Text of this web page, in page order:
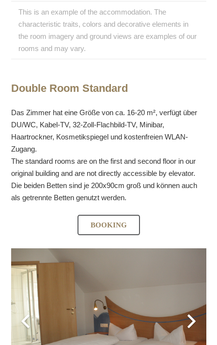
This is an example of the accommodation. The
characteristic traits, colors and decorative elements in
the room imagery and ground views are examples of our
rooms and may vary.
Double Room Standard
Das Zimmer hat eine Größe von ca. 16-20 m², verfügt über
DU/WC, Kabel-TV, 32-Zoll-Flachbild-TV, Minibar,
Haartrockner, Kosmetikspiegel und kostenfreien WLAN-
Zugang.
The standard rooms are on the first and second floor in our
original building and are not directly accessible by elevator.
Die beiden Betten sind je 200x90cm groß und können auch
als getrennte Betten genutzt werden.
BOOKING